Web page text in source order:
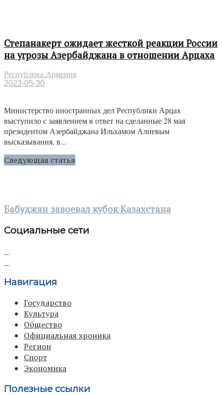
Степанакерт ожидает жесткой реакции России
на угрозы Азербайджана в отношении Арцаха
Республика Армения
2023-05-30
Министерство иностранных дел Республики Арцах
выступило с заявлением в ответ на сделанные 28 мая
президентом Азербайджана Ильхамом Алиевым
высказывания, в...
Следующая статья
Бабуджян завоевал кубок Казахстана
Социальные сети
Навигация
Государство
Культура
Общество
Официальная хроника
Регион
Спорт
Экономика
Полезные ссылки